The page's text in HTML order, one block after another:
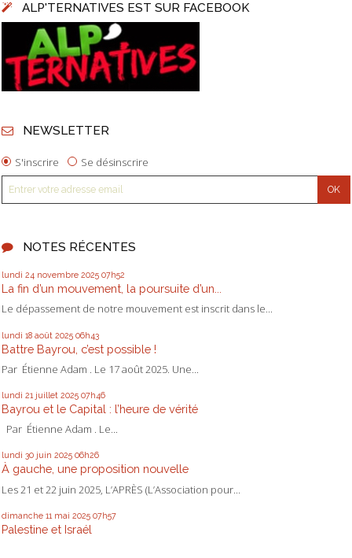
ALP'TERNATIVES EST SUR FACEBOOK
NEWSLETTER
S'inscrire Se désinscrire
NOTES RÉCENTES
lundi 24 novembre 2025 07h52
La fin d’un mouvement, la poursuite d’un...
Le dépassement de notre mouvement est inscrit dans le...
lundi 18 août 2025 06h43
Battre Bayrou, c’est possible !
Par Étienne Adam . Le 17 août 2025. Une...
lundi 21 juillet 2025 07h46
Bayrou et le Capital : l’heure de vérité
Par Étienne Adam . Le...
lundi 30 juin 2025 06h26
À gauche, une proposition nouvelle
Les 21 et 22 juin 2025, L’APRÈS (L’Association pour...
dimanche 11 mai 2025 07h57
Palestine et Israél